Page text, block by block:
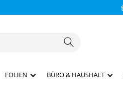
FOLIEN BÜRO & HAUSHALT